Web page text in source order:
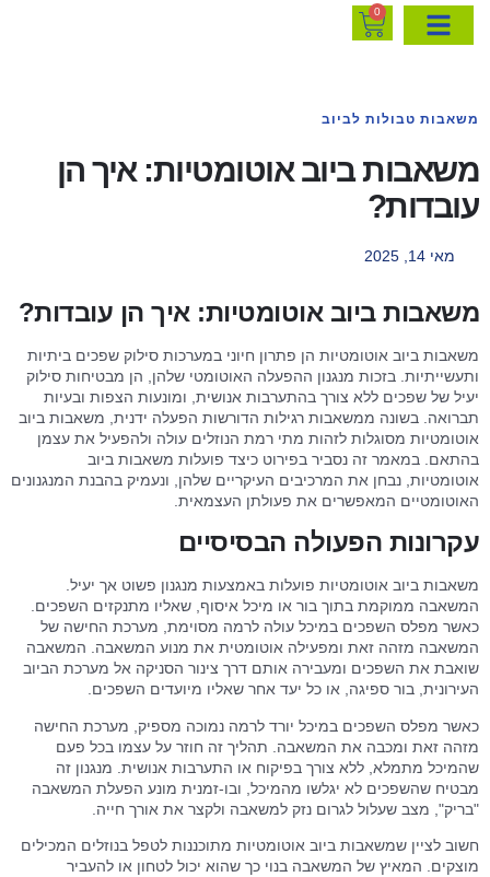
0
משאבות טבולות לביוב
משאבות ביוב אוטומטיות: איך הן
עובדות?
מאי 14, 2025
משאבות ביוב אוטומטיות: איך הן עובדות?
משאבות ביוב אוטומטיות הן פתרון חיוני במערכות סילוק שפכים ביתיות
ותעשייתיות. בזכות מנגנון ההפעלה האוטומטי שלהן, הן מבטיחות סילוק
יעיל של שפכים ללא צורך בהתערבות אנושית, ומונעות הצפות ובעיות
תברואה. בשונה ממשאבות רגילות הדורשות הפעלה ידנית, משאבות ביוב
אוטומטיות מסוגלות לזהות מתי רמת הנוזלים עולה ולהפעיל את עצמן
בהתאם. במאמר זה נסביר בפירוט כיצד פועלות משאבות ביוב
אוטומטיות, נבחן את המרכיבים העיקריים שלהן, ונעמיק בהבנת המנגנונים
האוטומטיים המאפשרים את פעולתן העצמאית.
עקרונות הפעולה הבסיסיים
משאבות ביוב אוטומטיות פועלות באמצעות מנגנון פשוט אך יעיל.
המשאבה ממוקמת בתוך בור או מיכל איסוף, שאליו מתנקזים השפכים.
כאשר מפלס השפכים במיכל עולה לרמה מסוימת, מערכת החישה של
המשאבה מזהה זאת ומפעילה אוטומטית את מנוע המשאבה. המשאבה
שואבת את השפכים ומעבירה אותם דרך צינור הסניקה אל מערכת הביוב
העירונית, בור ספיגה, או כל יעד אחר שאליו מיועדים השפכים.
כאשר מפלס השפכים במיכל יורד לרמה נמוכה מספיק, מערכת החישה
מזהה זאת ומכבה את המשאבה. תהליך זה חוזר על עצמו בכל פעם
שהמיכל מתמלא, ללא צורך בפיקוח או התערבות אנושית. מנגנון זה
מבטיח שהשפכים לא יגלשו מהמיכל, ובו-זמנית מונע הפעלת המשאבה
"בריק", מצב שעלול לגרום נזק למשאבה ולקצר את אורך חייה.
חשוב לציין שמשאבות ביוב אוטומטיות מתוכננות לטפל בנוזלים המכילים
מוצקים. המאיץ של המשאבה בנוי כך שהוא יכול לטחון או להעביר